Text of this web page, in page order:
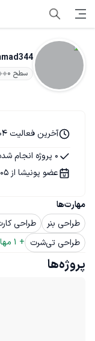
سطح ۰
مهارت‌ها
طراحی بنر
طراحی
طراحی تی‌شرت
+
1
آخرین فعالیت 04 مرداد 1404
0 پروژه انجام شده
عضو پونیشا از 05 تیر 1404
پروژه‌ها